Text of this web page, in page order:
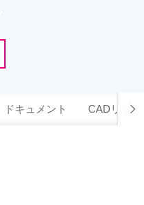
ドキュメント CADリソー